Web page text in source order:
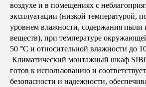
воздухе и в помещениях с
эксплуатации (низкой температурой,
уровнем влажности, содержания пыли
веществ), при температуре
50 °C и относительной влажности до
Климатический монтажный шкаф
готов к использованию и
безопасности и надежности,